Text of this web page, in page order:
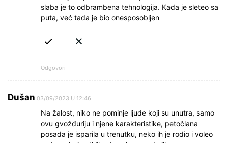
slaba je to odbrambena tehnologija. Kada je sleteo sa
puta, već tada je bio onesposobljen
Odgovori
Dušan 03/09/2023 U 12:46
Na žalost, niko ne pominje ljude koji su unutra, samo
ovu gvožđuriju i njene karakteristike, petočlana
posada je isparila u trenutku, neko ih je rodio i voleo